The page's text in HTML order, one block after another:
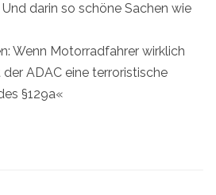
darin so schöne Sachen wie
Wenn Motorradfahrer wirklich
ADAC eine terroristische
§129a«